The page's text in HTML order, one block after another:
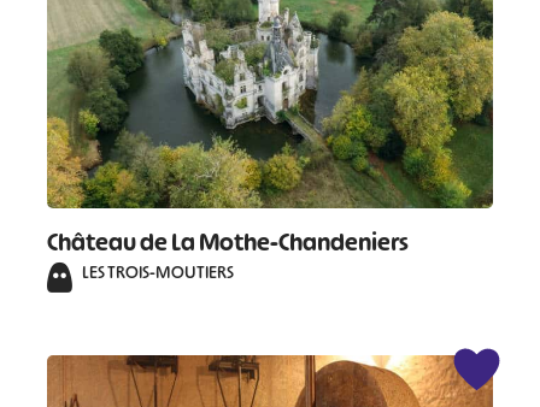
Château de La Mothe-Chandeniers
LES TROIS-MOUTIERS
# # #
#